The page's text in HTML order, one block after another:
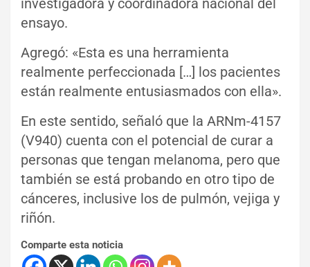
ensayo.
Agregó: «Esta es una herramienta
realmente perfeccionada […] los pacientes
están realmente entusiasmados con ella».
En este sentido, señaló que la ARNm-4157
(V940) cuenta con el potencial de curar a
personas que tengan melanoma, pero que
también se está probando en otro tipo de
cánceres, inclusive los de pulmón, vejiga y
riñón.
Comparte esta noticia